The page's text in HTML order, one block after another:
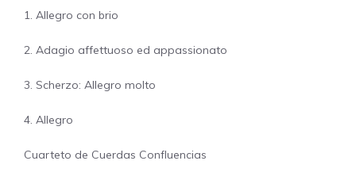
1. Allegro con brio
2. Adagio affettuoso ed appassionato
3. Scherzo: Allegro molto
4. Allegro
Cuarteto de Cuerdas Confluencias